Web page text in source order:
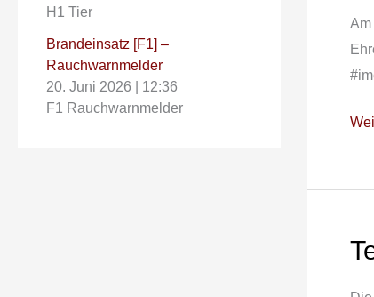
H1 Tier
Brandeinsatz [F1] –
Rauchwarnmelder
20. Juni 2026
12:36
F1 Rauchwarnmelder
Am
–